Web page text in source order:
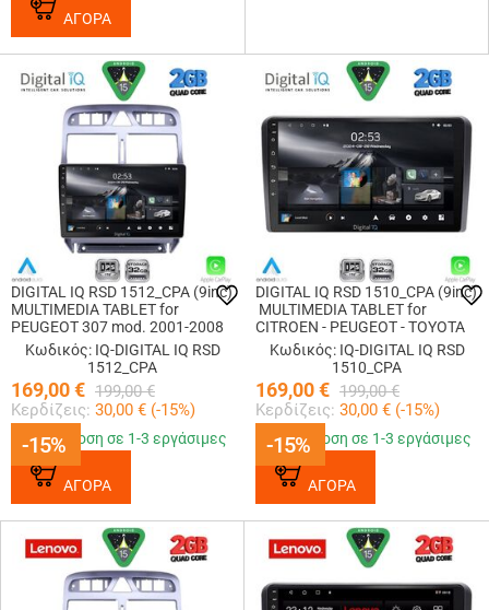
ΑΓΟΡΑ
-15%
DIGITAL IQ RSD 1512_CPA (9inc)
MULTIMEDIA TABLET for
PEUGEOT 307 mod. 2001-2008
Κωδικός: IQ-DIGITAL IQ RSD
1512_CPA
169,00€ 199,00 €
Κερδίζεις: 30,00 € (-15%)
-15%
Παράδοση σε 1-3 εργάσιμες
ΑΓΟΡΑ
-15%
DIGITAL IQ RSD 1510_CPA (9inc)
MULTIMEDIA TABLET for
CITROEN - PEUGEOT - TOYOTA
Κωδικός: IQ-DIGITAL IQ RSD
1510_CPA
169,00€ 199,00 €
Κερδίζεις: 30,00 € (-15%)
-15%
Παράδοση σε 1-3 εργάσιμες
ΑΓΟΡΑ